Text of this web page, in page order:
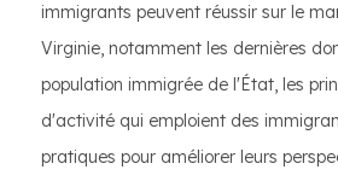
immigrants peuvent réussir sur le
Virginie, notamment les dernières
population immigrée de l'État, les
d'activité qui emploient des
pratiques pour améliorer leurs